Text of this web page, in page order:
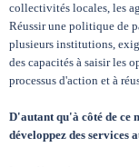
collectivités locales, les
Réussir une politique de
plusieurs institutions,
des capacités à saisir les
processus d'action et à
D'autant qu'à côté de ce
développez des services